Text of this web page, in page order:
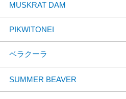
MUSKRAT DAM
PIKWITONEI
ベラクーラ
SUMMER BEAVER